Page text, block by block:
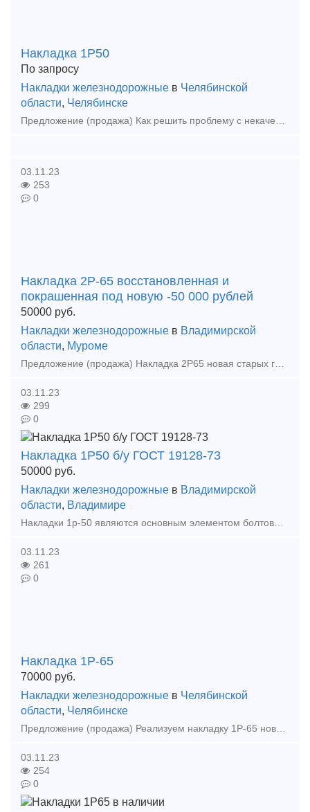
Накладка 1Р50
По запросу
Накладки железнодорожные в Челябинской
области, Челябинске
Предложение (продажа) Как решить проблему с некачественными поставками? Наша компания поможет! Мы предлагаем: Накладки 1Р65 (новые и б/у); Накладки 2
03.11.23
253
0
Накладка 2Р-65 восстановленная и
покрашенная под новую -50 000 рублей
50000 руб.
Накладки железнодорожные в Владимирской
области, Муроме
Предложение (продажа) Накладка 2Р65 новая старых годов - 7тн по 80000 Накладка 2Р65 новая 2015гг - 23тн по 100000 Накладка 2Р65бу - 10тн. Цена 34 500 руб
03.11.23
299
0
Накладка 1Р50 б/у ГОСТ 19128-73
50000 руб.
Накладки железнодорожные в Владимирской
области, Владимире
03.11.23
261
0
Накладка 1Р-65
70000 руб.
Накладки железнодорожные в Челябинской
области, Челябинске
03.11.23
254
0